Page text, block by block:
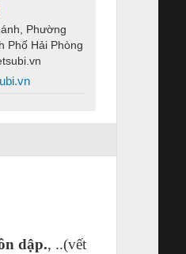
Phường
Phố Hải Phòng
dập., ..(vết